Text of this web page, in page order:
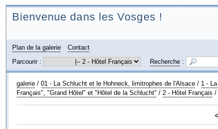
Bienvenue dans les Vosges !
Plan de la galerie
Contact
Parcourir :
Recherche:
galerie/ 01 - La Schlucht et le Hohneck, limitrophes de l'Alsace/ 1 -
Français", "Grand Hôtel" et "Hôtel de la Schlucht" / 2 - Hôtel Français /